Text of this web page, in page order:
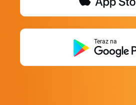
Teraz na